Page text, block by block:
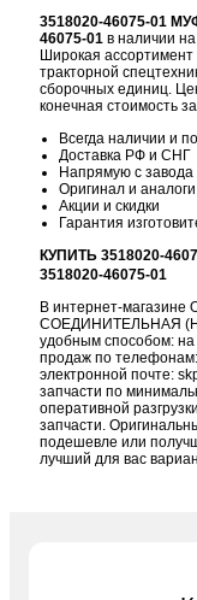
3518020-46075-01
46075-01в наличии
Широкая
тракторной
сборочных единиц.
конечная стоимость
Всегда наличии и
Доставка РФ и СНГ
Напрямую с завода
Оригинал и аналоги
Акции и скидки
Гарантия
КУПИТЬ 3518020-
3518020-46075-01
В интернет-
СОЕДИНИТЕЛЬНАЯ
удобным способом:
продаж по телефонам:
электронной почте:
запчасти по
оперативной
запчасти.
подешевле или
лучший для вас